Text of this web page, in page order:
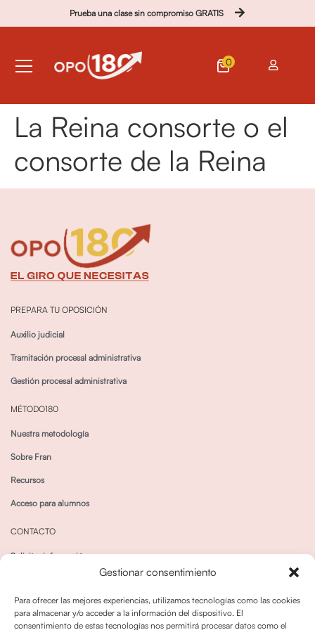
Gestionar consentimiento
Para ofrecer las mejores experiencias, utilizamos tecnologías como las cookies
para almacenar y/o acceder a la información del dispositivo. El
consentimiento de estas tecnologías nos permitirá procesar datos como el
Prueba una clase sin compromiso GRATIS
0
La Reina consorte o el
consorte de la Reina
PREPARA TU OPOSICIÓN
Auxilio judicial
Tramitación procesal administrativa
Gestión procesal administrativa
MÉTODO180
Nuestra metodología
Sobre Fran
Recursos
Acceso para alumnos
CONTACTO
Solicitar información